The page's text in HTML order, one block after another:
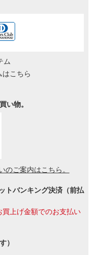
こちら
い物。
のご案内はこちら。
トバンキング決済（前払
上げ金額でのお支払い
）